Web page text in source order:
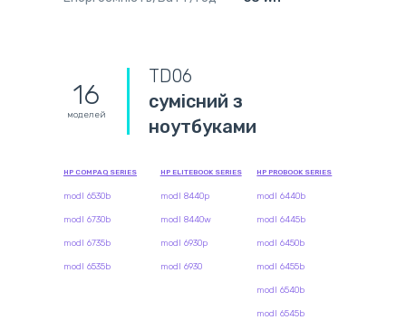
16
моделей
TD06
сумісний з
ноутбуками
HP COMPAQ SERIES
modl 6530b
modl 6730b
modl 6735b
modl 6535b
HP ELITEBOOK SERIES
modl 8440p
modl 8440w
modl 6930p
modl 6930
HP PROBOOK SERIES
modl 6440b
modl 6445b
modl 6450b
modl 6455b
modl 6540b
modl 6545b